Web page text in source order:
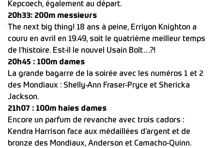
Kepcoech, également au départ.
20h33: 200m messieurs
The next big thing! 18 ans à peine, Erriyon Knighton a
couru en avril en 19.49, soit le quatrième meilleur temps
de l’histoire. Est-il le nouvel Usain Bolt…?!
20h45 : 100m dames
La grande bagarre de la soirée avec les numéros 1 et 2
des Mondiaux : Shelly-Ann Fraser-Pryce et Shericka
Jackson.
21h07 : 100m haies dames
Encore un parfum de revanche avec trois cadors :
Kendra Harrison face aux médaillées d’argent et de
bronze des Mondiaux, Anderson et Camacho-Quinn.